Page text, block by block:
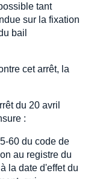
tant
sur la fixation
bail
cet arrêt, la
du 20 avril
:
60 du code de
au registre du
la date d'effet du